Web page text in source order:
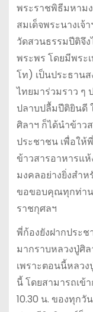
พระราชพิธีมหาม
สมเด็จพระนางเจ้
วัดสวนธรรมปีติจึ
พระพร โดยมีพระ
โท) เป็นประธาน
ไทยมาร่วมราว ๆ
ปลาบปลื้มปีติยินดี
ศิลาฯ ก็ได้นำข้าว
ประชาชน เพื่อให้
ข้าวสารอาหารแ
มงคลอย่างยิ่งสำ
ขอขอบคุณทุกท่าน
ราชกุศลฯ
พี่ก้องยังฝากประ
มากราบหลวงปู่ศิ
เพราะตอนนี้หลว
นี้ โดยสามารถเข้
10.30 น. ของทุก